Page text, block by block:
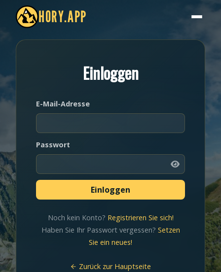
HORY.APP
Einloggen
E-Mail-Adresse
Passwort
Noch kein Konto? Registrieren Sie sich!
Haben Sie Ihr Passwort vergessen? Setzen
Sie ein neues!
Zurück zur Hauptseite